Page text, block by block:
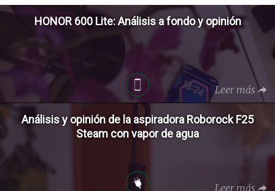
HONOR 600 Lite: Análisis a fondo y opinión
Leer más
Análisis y opinión de la aspiradora Roborock F25
Steam con vapor de agua
Leer más